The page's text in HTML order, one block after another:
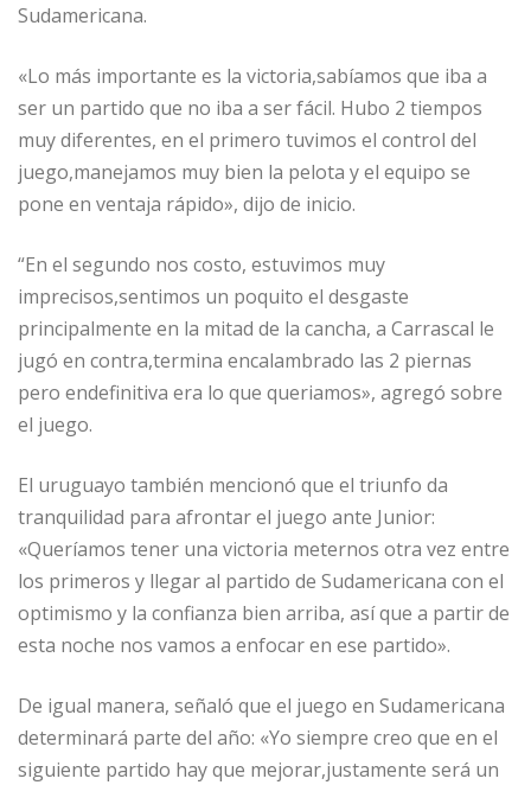
Sudamericana.
«Lo más importante es la victoria,sabíamos que iba a
ser un partido que no iba a ser fácil. Hubo 2 tiempos
muy diferentes, en el primero tuvimos el control del
juego,manejamos muy bien la pelota y el equipo se
pone en ventaja rápido», dijo de inicio.
“En el segundo nos costo, estuvimos muy
imprecisos,sentimos un poquito el desgaste
principalmente en la mitad de la cancha, a Carrascal le
jugó en contra,termina encalambrado las 2 piernas
pero endefinitiva era lo que queriamos», agregó sobre
el juego.
El uruguayo también mencionó que el triunfo da
tranquilidad para afrontar el juego ante Junior:
«Queríamos tener una victoria meternos otra vez entre
los primeros y llegar al partido de Sudamericana con el
optimismo y la confianza bien arriba, así que a partir de
esta noche nos vamos a enfocar en ese partido».
De igual manera, señaló que el juego en Sudamericana
determinará parte del año: «Yo siempre creo que en el
siguiente partido hay que mejorar,justamente será un